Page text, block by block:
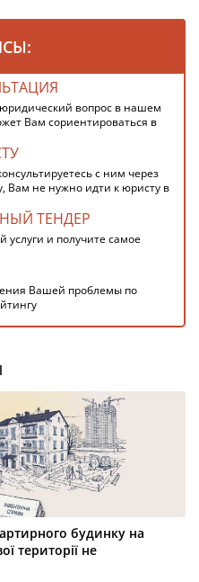
вопрос в нашем
Вам сориентироваться в
с ним через
Вам не нужно идти к юристу в
ТЕНДЕР
и получите самое
Вашей проблемы по
будинку на
території не